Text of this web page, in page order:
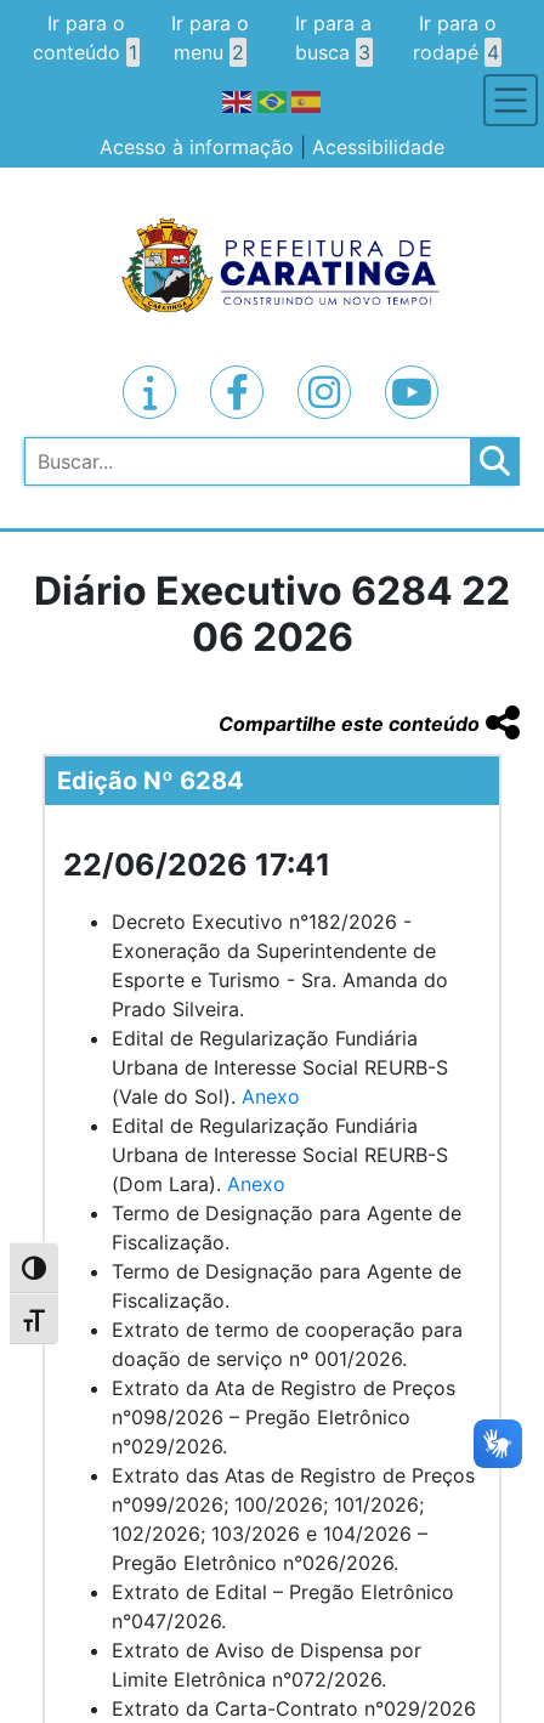
Alternar alto contraste
Alternar tamanho da fonte
Ir para o
conteúdo 1
Ir para o
menu 2
Ir para a
busca 3
Ir para o
rodapé 4
Acesso à informação Acessibilidade
Pesquisar
Diário Executivo 6284 22
06 2026
Compartilhe este conteúdo
Edição Nº 6284
22/06/2026 17:41
Decreto Executivo n°182/2026 -
Exoneração da Superintendente de
Esporte e Turismo - Sra. Amanda do
Prado Silveira.
Edital de Regularização Fundiária
Urbana de Interesse Social REURB-S
(Vale do Sol). Anexo
Edital de Regularização Fundiária
Urbana de Interesse Social REURB-S
(Dom Lara). Anexo
Termo de Designação para Agente de
Fiscalização.
Termo de Designação para Agente de
Fiscalização.
Extrato de termo de cooperação para
doação de serviço nº 001/2026.
Extrato da Ata de Registro de Preços
n°098/2026 – Pregão Eletrônico
n°029/2026.
Extrato das Atas de Registro de Preços
n°099/2026; 100/2026; 101/2026;
102/2026; 103/2026 e 104/2026 –
Pregão Eletrônico n°026/2026.
Extrato de Edital – Pregão Eletrônico
n°047/2026.
Extrato de Aviso de Dispensa por
Limite Eletrônica n°072/2026.
Extrato da Carta-Contrato n°029/2026